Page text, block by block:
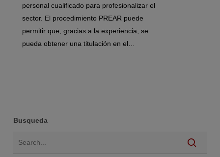
personal cualificado para profesionalizar el
sector. El procedimiento PREAR puede
permitir que, gracias a la experiencia, se
pueda obtener una titulación en el…
Busqueda